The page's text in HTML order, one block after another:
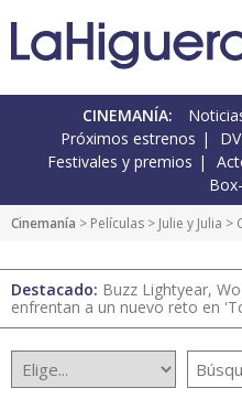
CINEMANÍA:
Próximos estrenos
Festivales y premios
Cinemanía > Películas > Julie y Julia >
Destacado: Buzz Lightyear,
enfrentan a un nuevo reto en